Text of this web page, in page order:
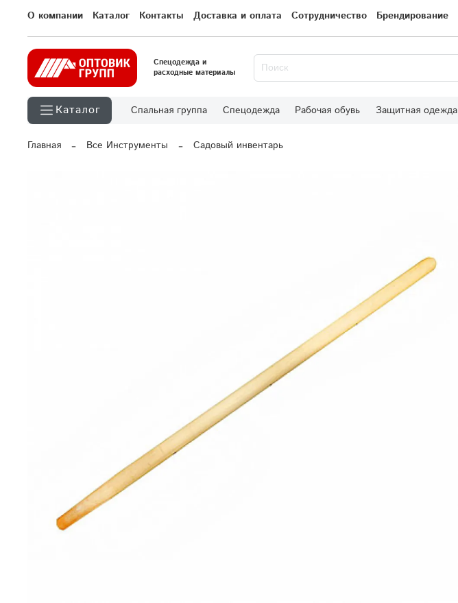
О компании Каталог Контакты Доставка и оплата Сотрудничество Брендирование
Спецодежда и
расходные материалы
Каталог Спальная группа Спецодежда Рабочая обувь Защитная одежда
Главная Все Инструменты Садовый инвентарь